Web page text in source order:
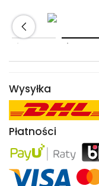
Wysyłka
Płatności